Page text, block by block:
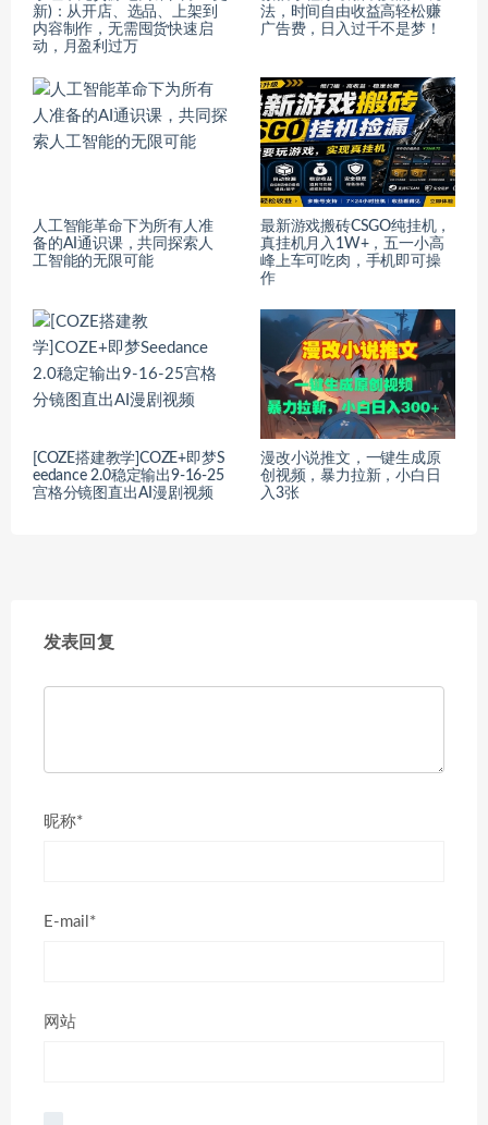
新)：从开店、选品、上架到
内容制作，无需囤货快速启
动，月盈利过万
法，时间自由收益高轻松赚
广告费，日入过千不是梦！
人工智能革命下为所有人准
备的AI通识课，共同探索人
工智能的无限可能
最新游戏搬砖CSGO纯挂机，
真挂机月入1W+，五一小高
峰上车可吃肉，手机即可操
作
[COZE搭建教学]COZE+即梦S
eedance 2.0稳定输出9-16-25
宫格分镜图直出AI漫剧视频
漫改小说推文，一键生成原
创视频，暴力拉新，小白日
入3张
发表回复
昵称*
E-mail*
网站